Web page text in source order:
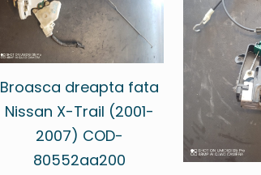
Broasca dreapta fata
Nissan X-Trail (2001-
2007) COD-
80552aa200